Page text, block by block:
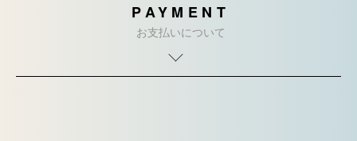
PAYMENT
お支払いについて